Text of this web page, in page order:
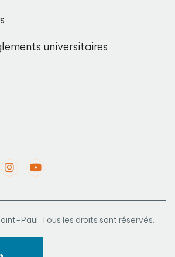
universitaires
Paul. Tous les droits sont réservés.